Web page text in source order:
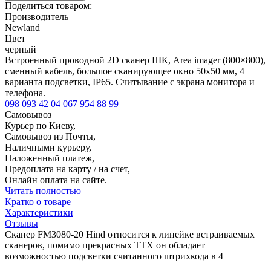
Поделиться товаром:
Производитель
Newland
Цвет
черный
Встроенный проводной 2D сканер ШК, Area imager (800×800),
сменный кабель, большое сканирующее окно 50х50 мм, 4
варианта подсветки, IP65. Считывание с экрана монитора и
телефона.
098 093 42 04 067 954 88 99
Самовывоз
Курьер по Киеву,
Самовывоз из Почты,
Наличными курьеру,
Наложенный платеж,
Предоплата на карту / на счет,
Онлайн оплата на сайте.
Читать полностью
Кратко о товаре
Характеристики
Отзывы
Сканер FM3080-20 Hind относится к линейке встраиваемых
сканеров, помимо прекрасных ТТХ он обладает
возможностью подсветки считанного штрихкода в 4